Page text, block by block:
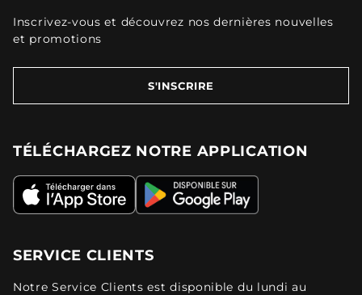
Inscrivez-vous et découvrez nos dernières nouvelles
et promotions
S'INSCRIRE
TÉLÉCHARGEZ NOTRE APPLICATION
SERVICE CLIENTS
Notre Service Clients est disponible du lundi au